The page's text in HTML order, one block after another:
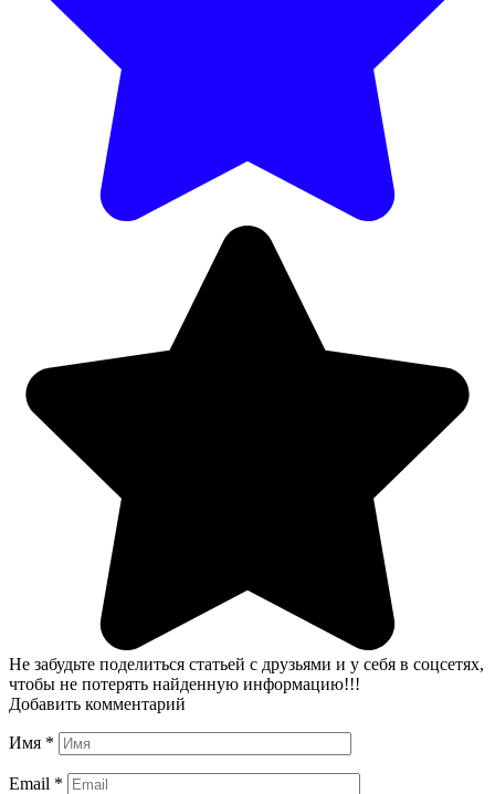
Не забудьте поделиться статьей с друзьями и у себя в соцсетях,
чтобы не потерять найденную информацию!!!
Добавить комментарий
Имя *
Email *